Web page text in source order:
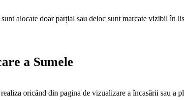
alocate doar parțial sau deloc sunt marcate vizibil în
a Sumele
oricând din pagina de vizualizare a încasării sau